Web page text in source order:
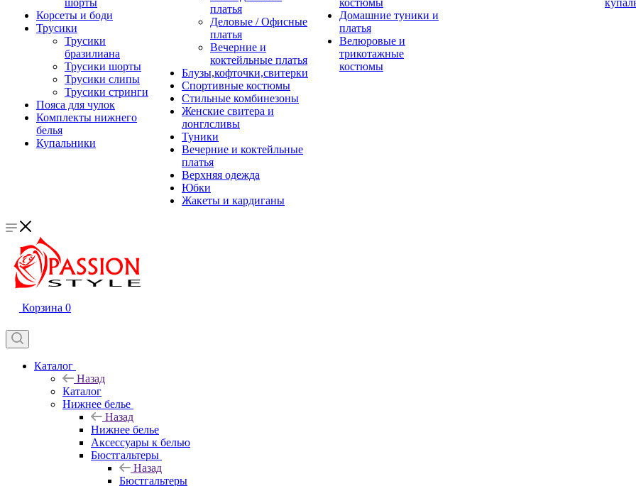
шорты
Корсеты и боди
Трусики
Трусики
бразилиана
Трусики шорты
Трусики слипы
Трусики стринги
Пояса для чулок
Комплекты нижнего
белья
Купальники
платья
Деловые / Офисные
платья
Вечерние и
коктейльные платья
Блузы,кофточки,свитерки
Спортивные костюмы
Стильные комбинезоны
Женские свитера и
лонглсливы
Туники
Вечерние и коктейльные
платья
Верхняя одежда
Юбки
Жакеты и кардиганы
костюмы
Домашние туники и
платья
Велюровые и
трикотажные
костюмы
Корзина 0
Каталог
Назад
Каталог
Нижнее белье
Назад
Нижнее белье
Аксессуары к белью
Бюстгальтеры
Назад
Бюстгальтеры